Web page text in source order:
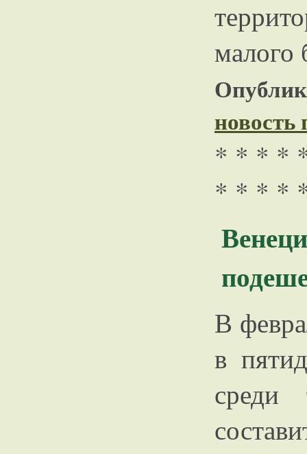
малого
* * * *
* * * *
В
в
среди